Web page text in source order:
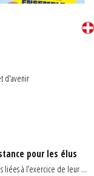
d'avenir
pour les élus
liées à l’exercice de leur ...